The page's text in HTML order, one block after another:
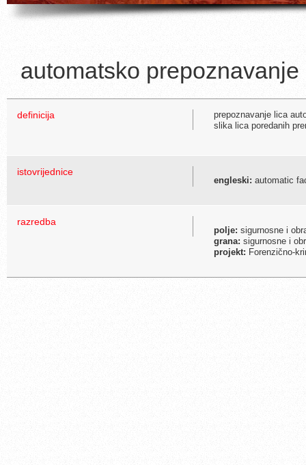
automatsko prepoznavanje
definicija
prepoznavanje lica
slika lica poredanih
istovrijednice
engleski: automatic
razredba
polje: sigurnosne i
grana: sigurnosne i
projekt: Forenzično-